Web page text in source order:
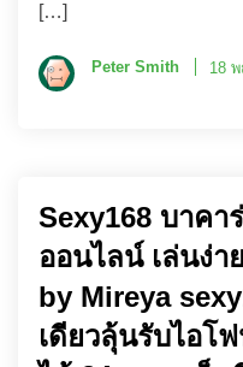
[…]
Peter Smith 18
Sexy168 บาคา
ออนไลน์ เล่นง่า
by Mireya
เดียวลุ้นรับไอโ